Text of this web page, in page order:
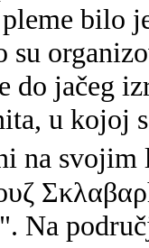
bilo
su
do jačeg
u kojoj
na svojim
Na